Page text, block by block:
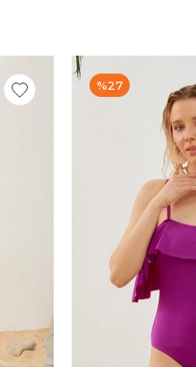
%27